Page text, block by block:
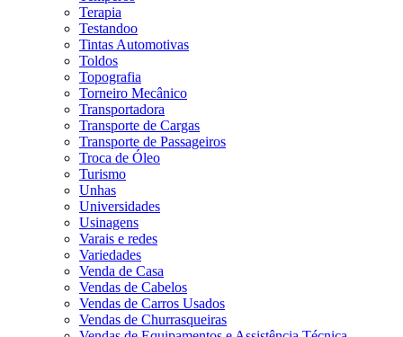
Terapia
Testandoo
Tintas Automotivas
Toldos
Topografia
Torneiro Mecânico
Transportadora
Transporte de Cargas
Transporte de Passageiros
Troca de Óleo
Turismo
Unhas
Universidades
Usinagens
Varais e redes
Variedades
Venda de Casa
Vendas de Cabelos
Vendas de Carros Usados
Vendas de Churrasqueiras